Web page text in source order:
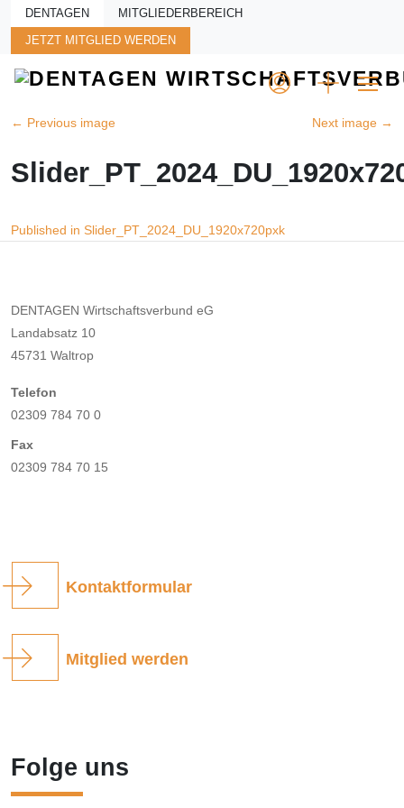
Skip to main content
DENTAGEN MITGLIEDERBEREICH
JETZT MITGLIED WERDEN
← Previous image Next image →
Beitragsnavigation
Published in Slider_PT_2024_DU_1920x720pxk
DENTAGEN Wirtschaftsverbund eG
Landabsatz 10
45731 Waltrop
Telefon
02309 784 70 0
Fax
02309 784 70 15
Kontaktformular
Mitglied werden
Folge uns